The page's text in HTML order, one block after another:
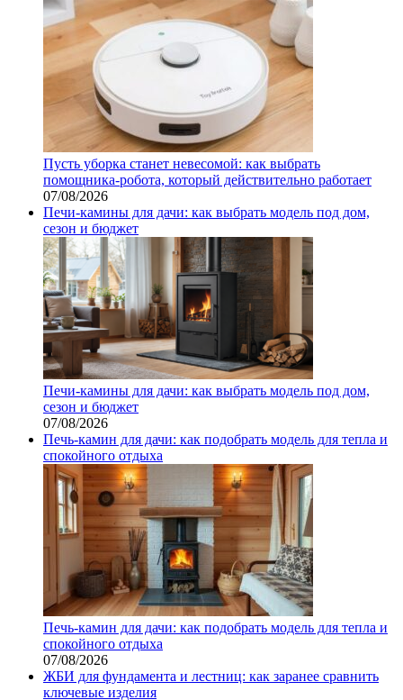
Пусть уборка станет невесомой: как выбрать
помощника‑робота, который действительно работает
07/08/2026
Печи-камины для дачи: как выбрать модель под дом,
сезон и бюджет
Печи-камины для дачи: как выбрать модель под дом,
сезон и бюджет
07/08/2026
Печь-камин для дачи: как подобрать модель для тепла и
спокойного отдыха
Печь-камин для дачи: как подобрать модель для тепла и
спокойного отдыха
07/08/2026
ЖБИ для фундамента и лестниц: как заранее сравнить
ключевые изделия